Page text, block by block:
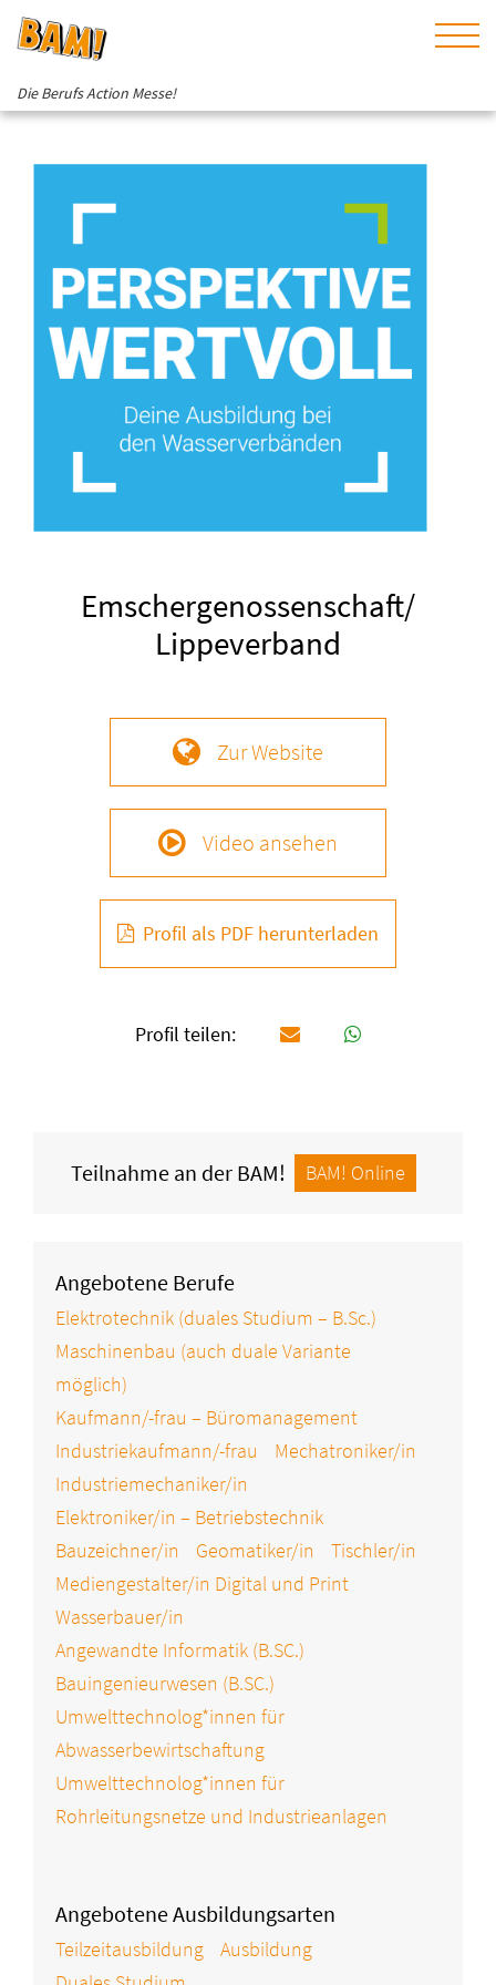
Die Berufs Action Messe!
Emschergenossenschaft/
Lippeverband
Zur Website
Video ansehen
Profil als PDF herunterladen
Profil teilen:
Teilnahme an der BAM! BAM! Online
Angebotene Berufe
Elektrotechnik (duales Studium – B.Sc.)
Maschinenbau (auch duale Variante
möglich)
Kaufmann/-frau – Büromanagement
Industriekaufmann/-frau
Mechatroniker/in
Industriemechaniker/in
Elektroniker/in – Betriebstechnik
Bauzeichner/in
Geomatiker/in
Tischler/in
Mediengestalter/in Digital und Print
Wasserbauer/in
Angewandte Informatik (B.SC.)
Bauingenieurwesen (B.SC.)
Umwelttechnolog*innen für
Abwasserbewirtschaftung
Umwelttechnolog*innen für
Rohrleitungsnetze und Industrieanlagen
Angebotene Ausbildungsarten
Teilzeitausbildung
Ausbildung